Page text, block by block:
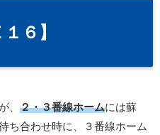
６】
、 ２・３番線ホームには蘇
ち合わせ時に、３番線ホーム